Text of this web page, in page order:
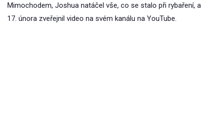
Mimochodem, Joshua natáčel vše, co se stalo při rybaření, a
17. února zveřejnil video na svém kanálu na YouTube.